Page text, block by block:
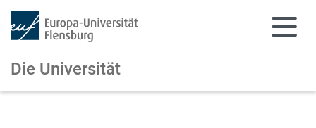
Die Universität